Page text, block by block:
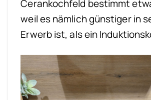
Cerankochfeld bestimmt
weil es nämlich günstiger in
Erwerb ist, als ein